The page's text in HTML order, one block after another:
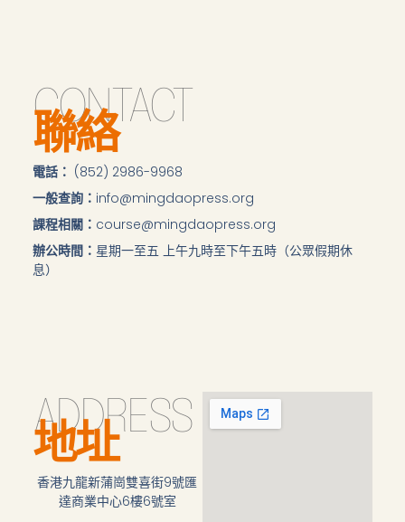
CONTACT
聯絡
電話： (852) 2986-9968
一般查詢： info@mingdaopress.org
課程相關： course@mingdaopress.org
辦公時間： 星期一至五 上午九時至下午五時（公眾假期休
息）
ADDRESS
地址
香港九龍新蒲崗雙喜街9號匯
達商業中心6樓6號室